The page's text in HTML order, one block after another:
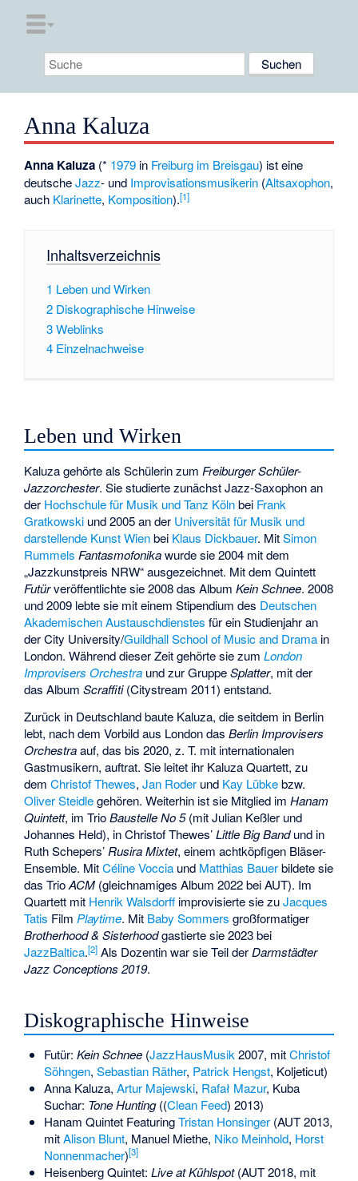
Anna Kaluza
Anna Kaluza (* 1979 in Freiburg im Breisgau) ist eine
deutscheJazz- und Improvisationsmusikerin (Altsaxophon,
auch Klarinette, Komposition).[1]
Inhaltsverzeichnis
1 Leben und Wirken
2 Diskographische Hinweise
3Weblinks
4 Einzelnachweise
Leben und Wirken
Kaluza gehörte als Schülerin zum Freiburger Schüler-
Jazzorchester. Sie studierte zunächst Jazz-Saxophon an
der Hochschule für Musik und Tanz Kölnbei Frank
Gratkowski und 2005 an der Universität für Musik und
darstellende Kunst Wienbei Klaus Dickbauer. MitSimon
Rummels Fantasmofonikawurde sie 2004 mit dem
„Jazzkunstpreis NRW“ ausgezeichnet. Mit dem Quintett
Futürveröffentlichte sie 2008 das AlbumKein Schnee. 2008
und 2009 lebte sie mit einem Stipendium des Deutschen
Akademischen Austauschdienstes für ein Studienjahr an
der City University/Guildhall School of Music and Drama in
London. Während dieser Zeit gehörte sie zumLondon
Improvisers Orchestra und zur GruppeSplatter, mit der
das AlbumScraffiti(Citystream 2011) entstand.
Zurück in Deutschland baute Kaluza, die seitdem in Berlin
lebt, nach dem Vorbild aus London dasBerlin Improvisers
Orchestraauf, das bis 2020, z. T. mit internationalen
Gastmusikern, auftrat. Sie leitet ihr Kaluza Quartett, zu
demChristof Thewes,Jan Roder und Kay Lübkebzw.
Oliver Steidlegehören. Weiterhin ist sie Mitglied imHanam
Quintett, im TrioBaustelle No 5(mit Julian Keßler und
Johannes Held), in Christof Thewes’Little Big Bandund in
Ruth Schepers’Rusira Mixtet, einem achtköpfigen Bläser-
Ensemble. MitCéline Voccia und Matthias Bauerbildete sie
das TrioACM (gleichnamiges Album 2022 bei AUT). Im
Quartett mit Henrik Walsdorff improvisierte sie zuJacques
Tatis FilmPlaytime. Mit Baby Sommers großformatiger
Brotherhood & Sisterhoodgastierte sie 2023 bei
JazzBaltica.[2] Als Dozentin war sie Teil derDarmstädter
Jazz Conceptions 2019.
Diskographische Hinweise
Futür: Kein Schnee(JazzHausMusik 2007, mitChristof
Söhngen, Sebastian Räther, Patrick Hengst, Koljeticut)
Anna Kaluza, Artur Majewski, Rafał Mazur, Kuba
Suchar: Tone Hunting((Clean Feed) 2013)
Hanam Quintet FeaturingTristan Honsinger(AUT 2013,
mitAlison Blunt, Manuel Miethe, Niko Meinhold, Horst
Nonnenmacher)[3]
Heisenberg Quintet: Live at Kühlspot(AUT 2018, mit